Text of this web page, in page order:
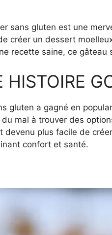
sans gluten est une
créer un dessert
recette saine, ce
HISTOIRE
gluten a gagné en
mal à trouver des
devenu plus facile de
confort et santé.